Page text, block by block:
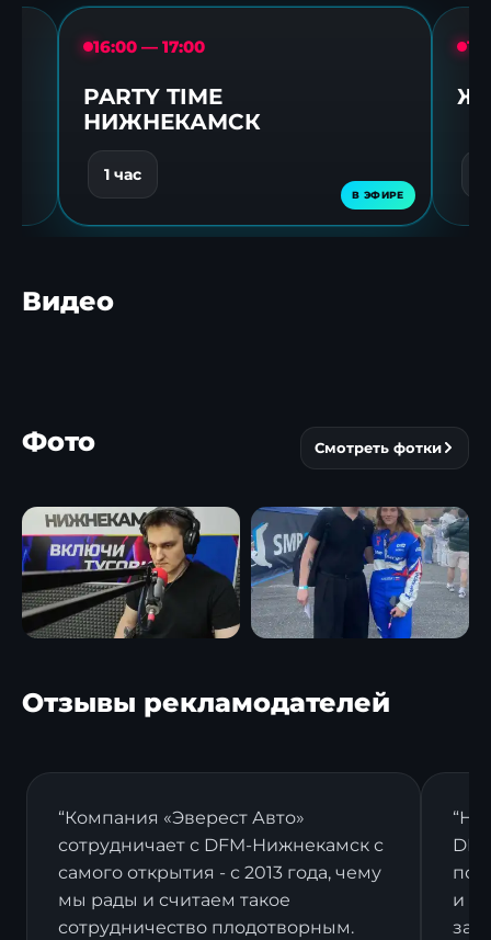
16:00 — 17:00
PARTY TIME
НИЖНЕКАМСК
1 час
Видео
Более 150
Фото Смотреть фотки
Отзывы рекламодателей
“Компания «Эверест Авто»
сотрудничает с DFM-Нижнекамск с
самого открытия - с 2013 года, чему
мы рады и считаем такое
сотрудничество плодотворным.
и в